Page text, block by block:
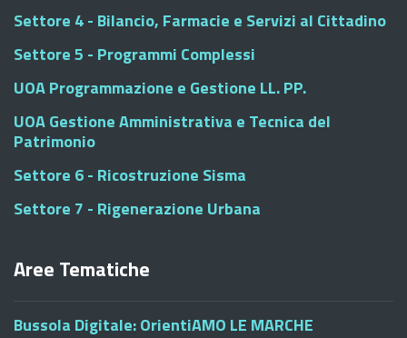
Settore 4 - Bilancio, Farmacie e Servizi al Cittadino
Settore 5 - Programmi Complessi
UOA Programmazione e Gestione LL. PP.
UOA Gestione Amministrativa e Tecnica del
Patrimonio
Settore 6 - Ricostruzione Sisma
Settore 7 - Rigenerazione Urbana
Aree Tematiche
Bussola Digitale: OrientiAMO LE MARCHE